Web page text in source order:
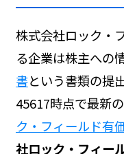
株式会社ロック・
る企業は株主への
書という書類の提
45617時点で最新
ク・フィールド有
社ロック・フィー